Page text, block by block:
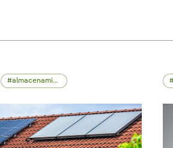
almacenamiento energético